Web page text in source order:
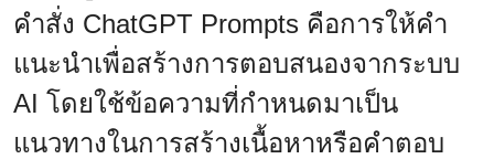
คำสั่ง ChatGPT Prompts คือการให้คำ
แนะนำเพื่อสร้างการตอบสนองจากระบบ
AI โดยใช้ข้อความที่กำหนดมาเป็น
แนวทางในการสร้างเนื้อหาหรือคำตอบ